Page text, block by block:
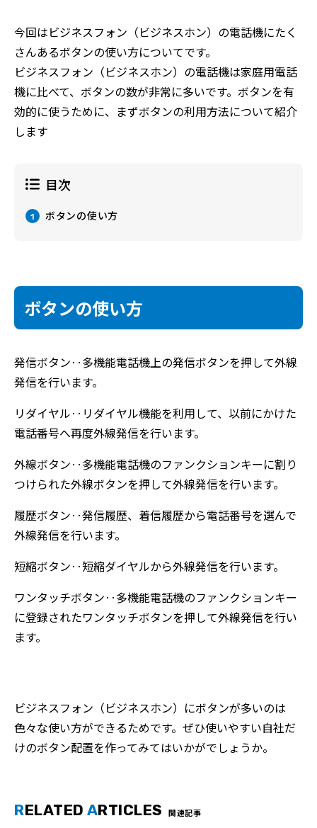
今回はビジネスフォン（ビジネスホン）の電話機にたく
さんあるボタンの使い方についてです。
ビジネスフォン（ビジネスホン）の電話機は家庭用電話
機に比べて、ボタンの数が非常に多いです。ボタンを有
効的に使うために、まずボタンの利用方法について紹介
します
目次
1 ボタンの使い方
ボタンの使い方
発信ボタン‥多機能電話機上の発信ボタンを押して外線
発信を行います。
リダイヤル‥リダイヤル機能を利用して、以前にかけた
電話番号へ再度外線発信を行います。
外線ボタン‥多機能電話機のファンクションキーに割り
つけられた外線ボタンを押して外線発信を行います。
履歴ボタン‥発信履歴、着信履歴から電話番号を選んで
外線発信を行います。
短縮ボタン‥短縮ダイヤルから外線発信を行います。
ワンタッチボタン‥多機能電話機のファンクションキー
に登録されたワンタッチボタンを押して外線発信を行い
ます。
ビジネスフォン（ビジネスホン）にボタンが多いのは
色々な使い方ができるためです。ぜひ使いやすい自社だ
けのボタン配置を作ってみてはいかがでしょうか。
RELATED ARTICLES 関連記事